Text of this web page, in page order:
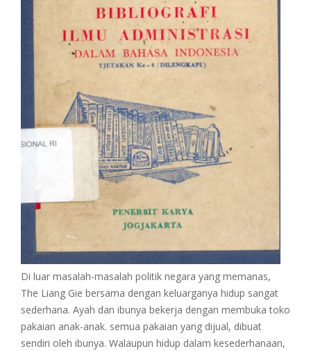
Di luar masalah-masalah politik negara yang memanas,
The Liang Gie bersama dengan keluarganya hidup sangat
sederhana. Ayah dan ibunya bekerja dengan membuka toko
pakaian anak-anak. semua pakaian yang dijual, dibuat
sendiri oleh ibunya. Walaupun hidup dalam kesederhanaan,